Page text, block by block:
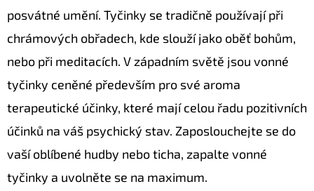
posvátné umění. Tyčinky se tradičně používají při
chrámových obřadech, kde slouží jako oběť bohům,
nebo při meditacích. V západním světě jsou vonné
tyčinky ceněné především pro své aroma
terapeutické účinky, které mají celou řadu pozitivních
účinků na váš psychický stav. Zaposlouchejte se do
vaší oblíbené hudby nebo ticha, zapalte vonné
tyčinky a uvolněte se na maximum.